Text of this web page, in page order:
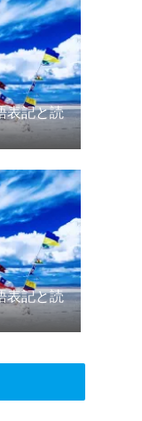
表記と読
表記と読